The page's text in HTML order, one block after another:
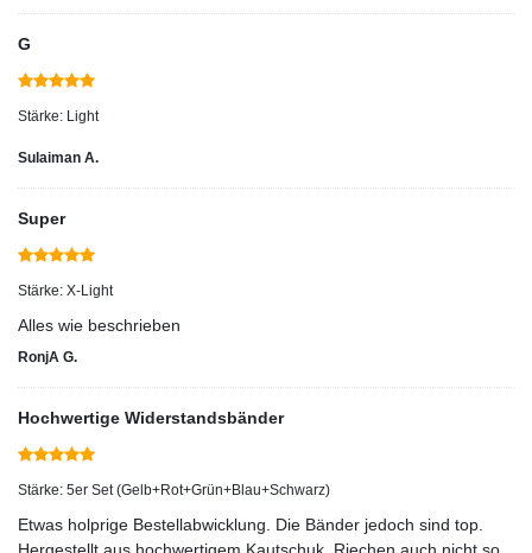
G
Stärke: Light
Sulaiman A.
Super
Stärke: X-Light
Alles wie beschrieben
RonjA G.
Hochwertige Widerstandsbänder
Stärke: 5er Set (Gelb+Rot+Grün+Blau+Schwarz)
Etwas holprige Bestellabwicklung. Die Bänder jedoch sind top.
Hergestellt aus hochwertigem Kautschuk. Riechen auch nicht so